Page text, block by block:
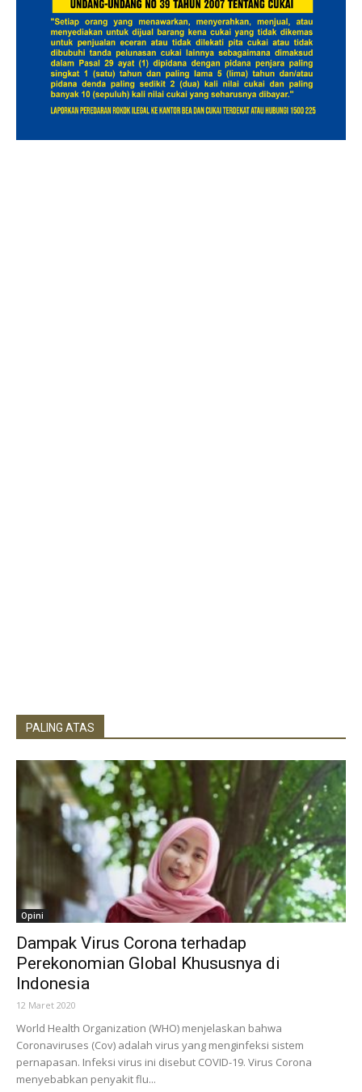
PALING ATAS
Opini
Dampak Virus Corona terhadap
Perekonomian Global Khususnya di
Indonesia
12 Maret 2020
World Health Organization (WHO) menjelaskan bahwa
Coronaviruses (Cov) adalah virus yang menginfeksi sistem
pernapasan. Infeksi virus ini disebut COVID-19. Virus Corona
menyebabkan penyakit flu...